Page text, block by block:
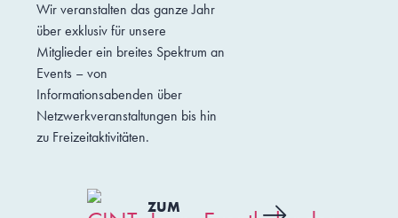
Wir veranstalten das ganze Jahr
über exklusiv für unsere
Mitglieder ein breites Spektrum an
Events – von
Informationsabenden über
Netzwerkveranstaltungen bis hin
zu Freizeitaktivitäten.
ZUM